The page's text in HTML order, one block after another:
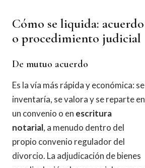
Cómo se liquida: acuerdo
o procedimiento judicial
De mutuo acuerdo
Es la vía más rápida y económica: se
inventaría, se valora y se reparte en
un convenio o en escritura
notarial, a menudo dentro del
propio convenio regulador del
divorcio. La adjudicación de bienes